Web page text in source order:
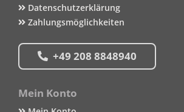
Datenschutzerklärung
Zahlungsmöglichkeiten
+49 208 8848940
Mein Konto